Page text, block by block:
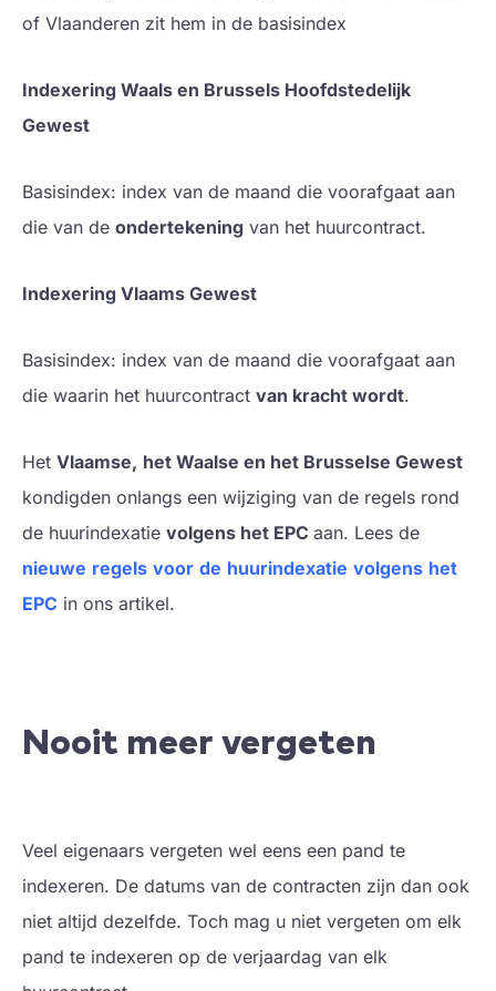
of Vlaanderen zit hem in de basisindex
Indexering Waals en Brussels Hoofdstedelijk
Gewest
Basisindex: index van de maand die voorafgaat aan
die van de ondertekening van het huurcontract.
Indexering Vlaams Gewest
Basisindex: index van de maand die voorafgaat aan
die waarin het huurcontract van kracht wordt.
Het Vlaamse, het Waalse en het Brusselse Gewest
kondigden onlangs een wijziging van de regels rond
de huurindexatie volgens het EPC aan. Lees de
nieuwe regels voor de huurindexatie volgens het
EPC in ons artikel.
Nooit meer vergeten
Veel eigenaars vergeten wel eens een pand te
indexeren. De datums van de contracten zijn dan ook
niet altijd dezelfde. Toch mag u niet vergeten om elk
pand te indexeren op de verjaardag van elk